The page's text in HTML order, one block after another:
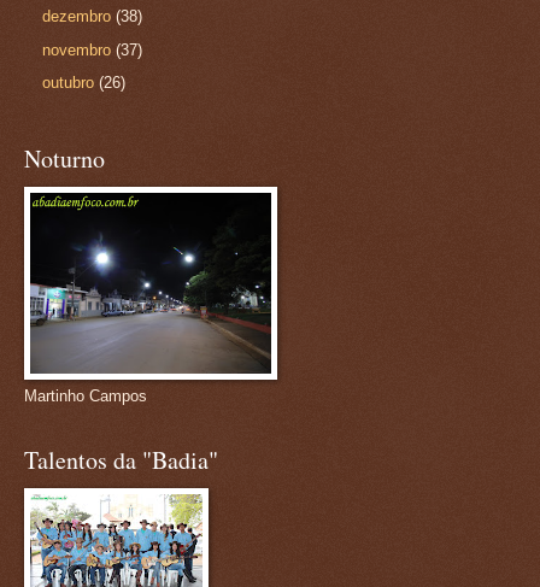
dezembro(38)
novembro(37)
outubro(26)
Noturno
Martinho Campos
Talentos da "Badia"